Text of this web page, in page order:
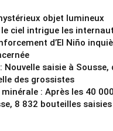
objet lumineux
le ciel intrigue les
d’El Niño
Nouvelle saisie à Sousse,
des grossistes
minérale : Après les 40 000
8 832 bouteilles saisies